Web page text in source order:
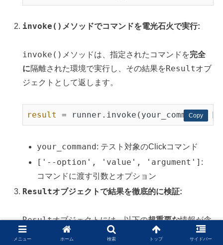
invoke() メソッドでコマンドを電光石火で実行:
invoke() メソッドは、指定されたコマンドを完全
に隔離された環境で実行し、その結果をResultオブ
ジェクトとして返します。
Copy
Copy
result = runner.invoke(your_command, [
your_command: テスト対象のClickコマンド
['--option', 'value', 'argument'] :
コマンドに渡す引数とオプション
Resultオブジェクトで結果を徹底的に検証:
Resultオブジェクトには、以下の超重要な情報が含
まれています。
メニュー ホーム 検索 トップ サイドバー